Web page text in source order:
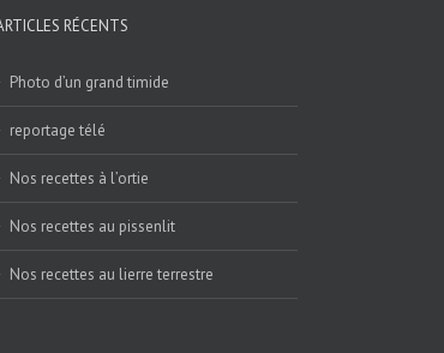
RÉCENTS
Photo d’un grand timide
reportage télé
Nos recettes à l’ortie
Nos recettes au pissenlit
Nos recettes au lierre terrestre